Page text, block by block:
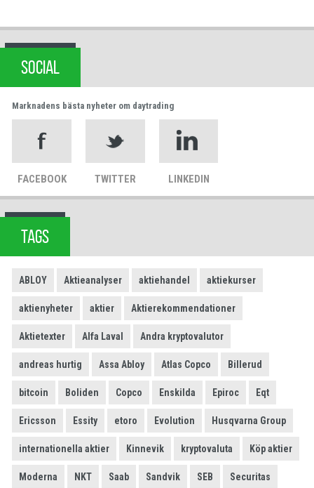
SOCIAL
Marknadens bästa nyheter om daytrading
FACEBOOK TWITTER LINKEDIN
TAGS
ABLOY Aktieanalyser aktiehandel aktiekurser
aktienyheter aktier Aktierekommendationer
Aktietexter Alfa Laval Andra kryptovalutor
andreas hurtig Assa Abloy Atlas Copco Billerud
bitcoin Boliden Copco Enskilda Epiroc Eqt
Ericsson Essity etoro Evolution Husqvarna Group
internationella aktier Kinnevik kryptovaluta Köp aktier
Moderna NKT Saab Sandvik SEB Securitas